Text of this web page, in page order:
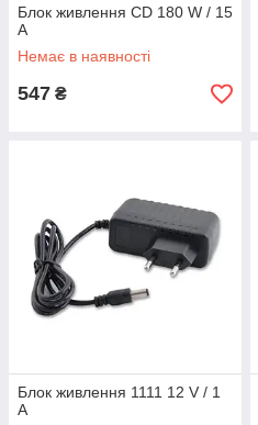
Блок живлення CD 180 W / 15
А
Немає в наявності
547 ₴
Блок живлення 1111 12 V / 1
А